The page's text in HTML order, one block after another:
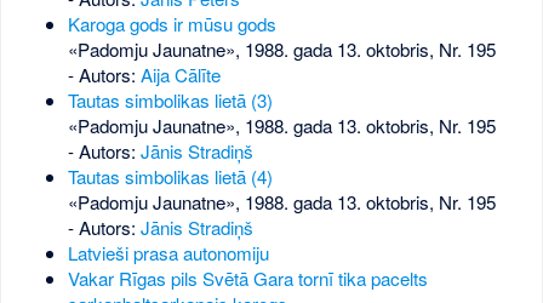
Karoga gods ir mūsu gods
«Padomju Jaunatne», 1988. gada 13. oktobris, Nr. 195
- Autors: Aija Cālīte
Tautas simbolikas lietā (3)
«Padomju Jaunatne», 1988. gada 13. oktobris, Nr. 195
- Autors: Jānis Stradiņš
Tautas simbolikas lietā (4)
«Padomju Jaunatne», 1988. gada 13. oktobris, Nr. 195
- Autors: Jānis Stradiņš
Latvieši prasa autonomiju
Vakar Rīgas pils Svētā Gara tornī tika pacelts